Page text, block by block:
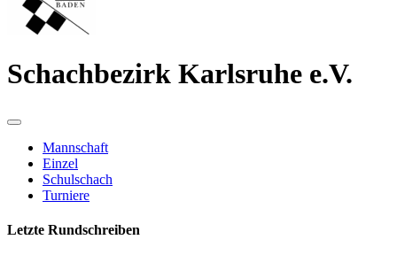
Schachbezirk Karlsruhe e.V.
Mannschaft
Einzel
Schulschach
Turniere
Letzte Rundschreiben